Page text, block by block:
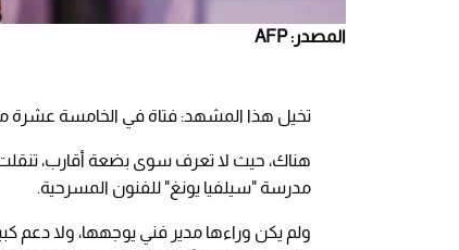
المصدر: AFP
تخيل هذا المشهد: فتاة في الخامسة عشرة
هناك، حيث لا تعرف سوى بضعة أقارب، تنقلت
مدرسة "سيلفيا يونغ" للفنون المسرحية.
ولم يكن وراءها مدير فني يوجهها، ولا دعم